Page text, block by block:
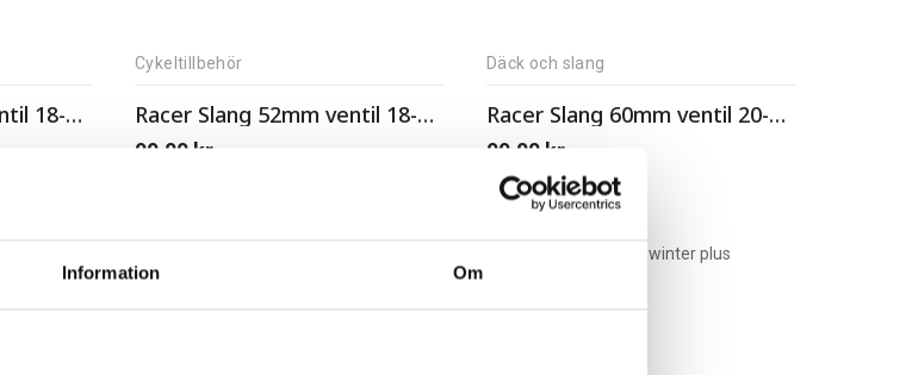
Information Om
Racer Slang 40mm ventil 18-62225-622
Cykeltillbehör
Racer Slang 52mm ventil 18-62225-622
99,00 kr
Däck och slang
Racer Slang 60mm ventil 20-62225-630
99,00 kr